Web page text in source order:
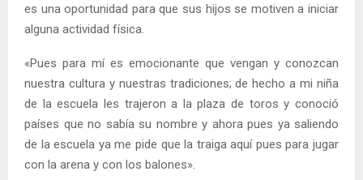
es una oportunidad para que sus hijos se motiven a iniciar
alguna actividad física.
«Pues para mí es emocionante que vengan y conozcan
nuestra cultura y nuestras tradiciones; de hecho a mi niña
de la escuela les trajeron a la plaza de toros y conoció
países que no sabía su nombre y ahora pues ya saliendo
de la escuela ya me pide que la traiga aquí pues para jugar
con la arena y con los balones».